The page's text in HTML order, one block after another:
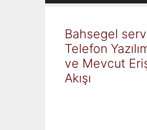
Bahsegel
Telefon
ve Mevcut
Akışı